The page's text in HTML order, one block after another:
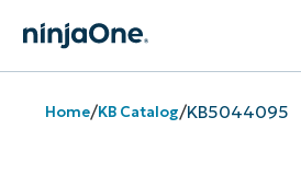
Home/KB Catalog/KB5044095